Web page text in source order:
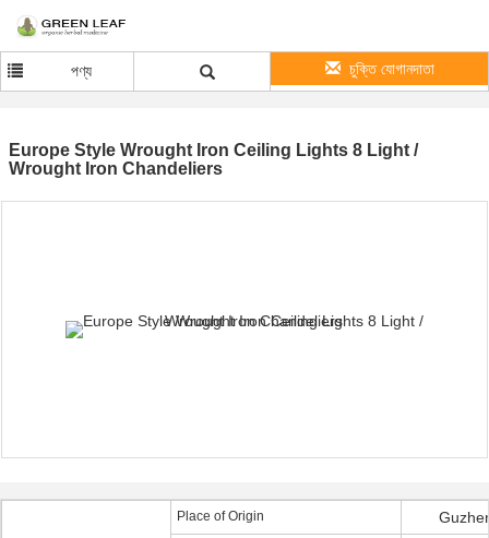
পণ্য চুক্তি যোগানদাতা
Europe Style Wrought Iron Ceiling Lights 8 Light /
Wrought Iron Chandeliers
Place of Origin